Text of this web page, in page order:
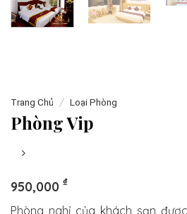
Trang Chủ / Loại Phòng
Phòng Vip
950,000 ₫
Phòng nghỉ của khách sạn